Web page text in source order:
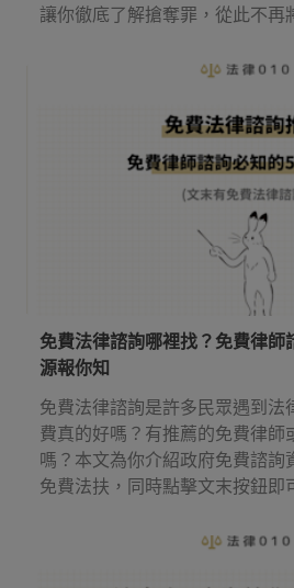
讓你徹底了解搶奪罪，從此不再
免費法律諮詢哪裡找？免費律師
源報你知
免費法律諮詢是許多民眾遇到法
費真的好嗎？有推薦的免費律師
嗎？本文為你介紹政府免費諮詢
免費法扶，同時點擊文末按鈕即